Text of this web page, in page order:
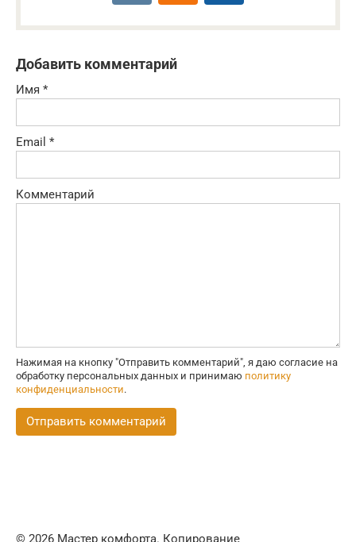
Добавить комментарий
Имя *
Email *
Комментарий
Нажимая на кнопку "Отправить комментарий", я даю согласие на
обработку персональных данных и принимаю политику
конфиденциальности.
© 2026 Мастер комфорта. Копирование